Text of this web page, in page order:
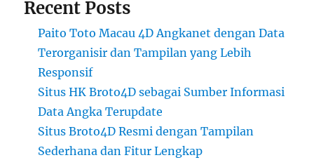
Recent Posts
Paito Toto Macau 4D Angkanet dengan Data
Terorganisir dan Tampilan yang Lebih
Responsif
Situs HK Broto4D sebagai Sumber Informasi
Data Angka Terupdate
Situs Broto4D Resmi dengan Tampilan
Sederhana dan Fitur Lengkap